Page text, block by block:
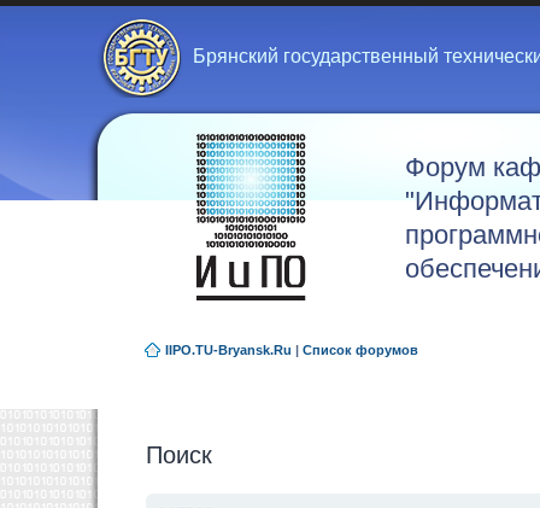
Брянский государственный
Форум
IIPO.TU-Bryansk.Ru | Список форумов
Поиск